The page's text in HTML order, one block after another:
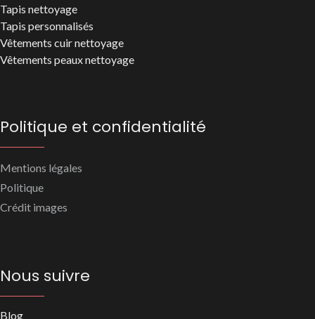
Tapis nettoyage
Tapis personnalisés
Vêtements cuir nettoyage
Vêtements peaux nettoyage
Politique et confidentialité
Mentions légales
Politique
Crédit images
Nous suivre
Blog